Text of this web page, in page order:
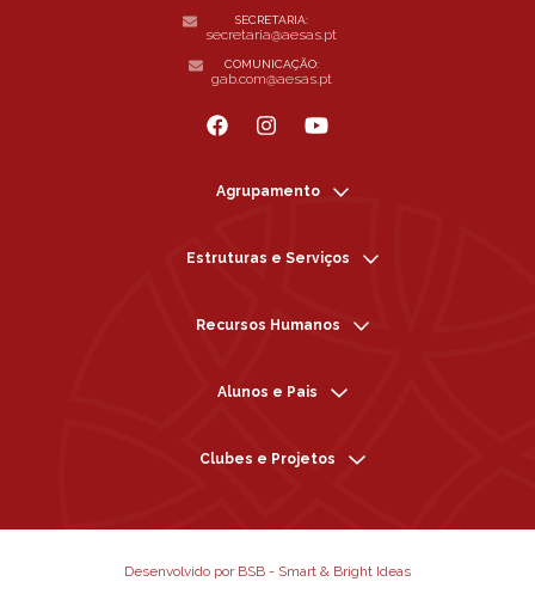
SECRETARIA:
secretaria@aesas.pt
COMUNICAÇÃO:
gab.com@aesas.pt
Agrupamento
Estruturas e Serviços
Recursos Humanos
Alunos e Pais
Clubes e Projetos
Desenvolvido por BSB - Smart & Bright Ideas